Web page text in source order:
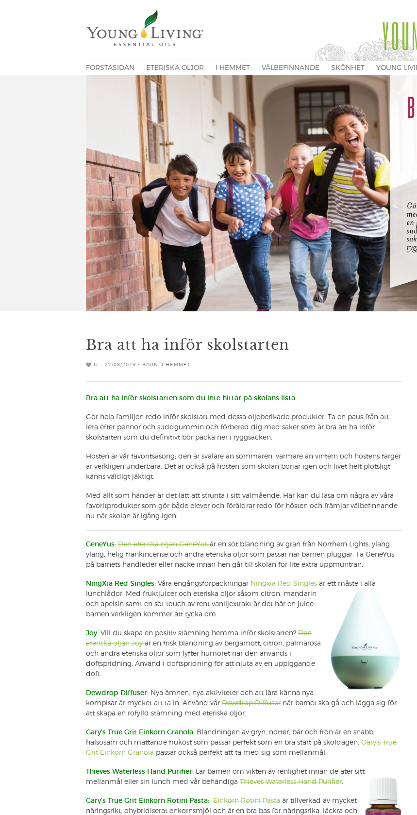
FÖRSTASIDAN ETERISKA OLJOR I HEMMET VÄLBEFINNANDE SKÖNHET YOUNG
Bra att ha inför skolstarten
6 27/08/2019 - BARN I HEMMET
Bra att ha inför skolstarten som du inte hittar på skolans lista
Gör hela familjen redo inför skolstart med dessa oljeberikade produkter! Ta en paus från att
leta efter pennor och suddgummin och förbered dig med saker som är bra att ha inför
skolstarten som du definitivt bör packa ner i ryggsäcken.
Hösten är vår favoritsäsong; den är svalare än sommaren, varmare än vintern och höstens färger
är verkligen underbara. Det är också på hösten som skolan börjar igen och livet helt plötsligt
känns väldigt jäktigt.
Med allt som händer är det lätt att strunta i sitt välmående. Här kan du läsa om några av våra
favoritprodukter som gör både elever och föräldrar redo för hösten och främjar välbefinnande
nu när skolan är igång igen!
GeneYus: Den eteriska oljan GeneYusär en söt blandning av gran från Northern Lights, ylang
ylang, helig frankincense och andra eteriska oljor som passar när barnen pluggar. Ta GeneYus
på barnets handleder eller nacke innan hen går till skolan för lite extra uppmuntran.
NingXia Red Singles: Våra engångsförpackningar Ningxia Red Singles är ett måste i alla
lunchlådor. Med fruktjuicer och eteriska oljor såsom citron, mandarin
och apelsin samt en söt touch av rent vaniljextrakt är det här en juice
barnen verkligen kommer att tycka om.
Joy: Vill du skapa en positiv stämning hemma inför skolstarten? Den
eteriska oljan Joyär en frisk blandning av bergamott, citron, palmarosa
och andra eteriska oljor som lyfter humöret när den används i
doftspridning. Använd i doftspridning för att njuta av en uppiggande
doft.
Dewdrop Diffuser: Nya ämnen, nya aktiviteter och att lära känna nya
kompisar är mycket att ta in. Använd vår Dewdrop Diffuser när barnet ska gå och lägga sig för
att skapa en rofylld stämning med eteriska oljor.
Gary’s True Grit Einkorn Granola: Blandningen av gryn, nötter, bär och frön är en snabb,
hälsosam och mättande frukost som passar perfekt som en bra start på skoldagen. Gary’s True
Grit Einkorn Granola passar också perfekt att ta med sig som mellanmål.
Thieves Waterless Hand Purifier:
Lär barnen om vikten av renlighet innan de äter sitt
mellanmål eller sin lunch med vår behändiga Thieves Waterless Hand Purifier
Gary’s True Grit Einkorn Rotini Pasta: Einkorn Rotini Pasta är tillverkad av mycket
näringsrikt, ohybridiserat enkornsmjöl och är en bra bas för näringsrika, läckra och